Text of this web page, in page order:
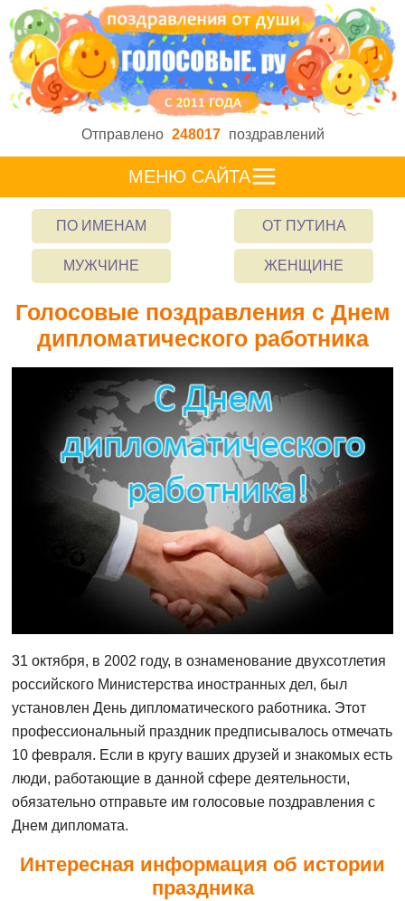
Отправлено 248017 поздравлений
МЕНЮ САЙТА
ПО ИМЕНАМ ОТ ПУТИНА
МУЖЧИНЕ ЖЕНЩИНЕ
Голосовые поздравления с Днем
дипломатического работника
31 октября, в 2002 году, в ознаменование двухсотлетия
российского Министерства иностранных дел, был
установлен День дипломатического работника. Этот
профессиональный праздник предписывалось отмечать
10 февраля. Если в кругу ваших друзей и знакомых есть
люди, работающие в данной сфере деятельности,
обязательно отправьте им голосовые поздравления с
Днем дипломата.
Интересная информация об истории
праздника